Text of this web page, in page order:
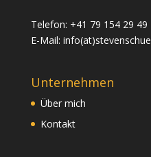
Telefon: +41 79 154 29 49
E-Mail:
Unternehmen
Über mich
Kontakt